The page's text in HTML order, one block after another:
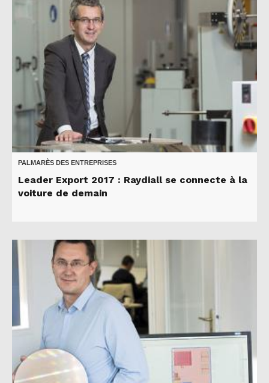
PALMARÈS DES ENTREPRISES
Leader Export 2017 : Raydiall se connecte à la
voiture de demain